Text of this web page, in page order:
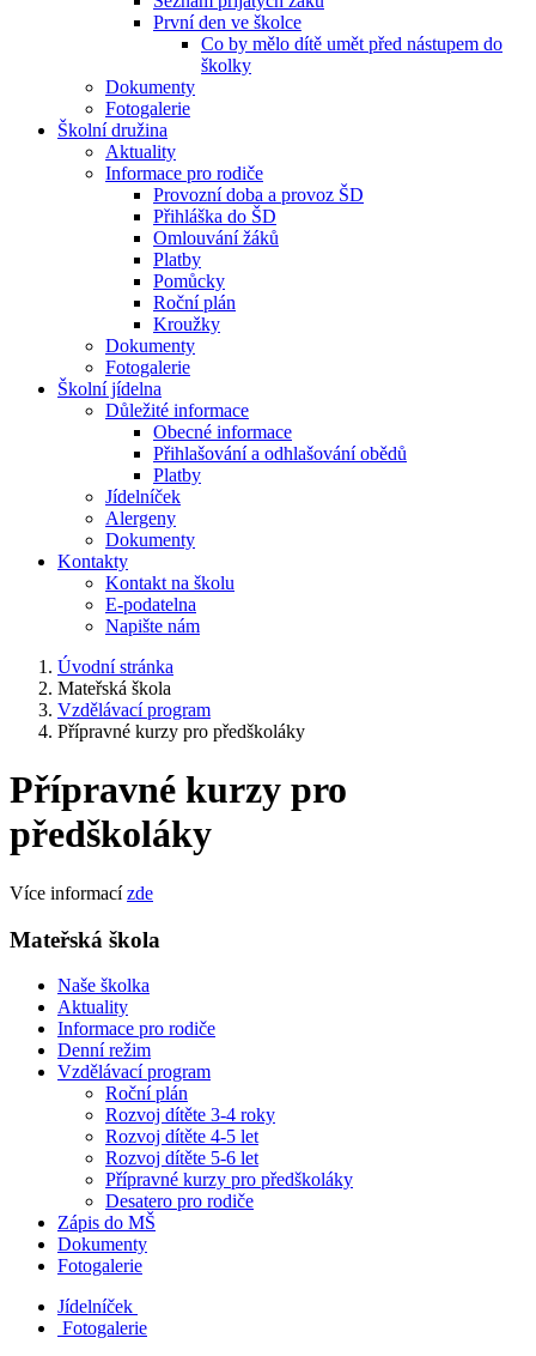
První den ve školce
Co by mělo dítě umět před nástupem do
školky
Dokumenty
Fotogalerie
Školní družina
Aktuality
Informace pro rodiče
Provozní doba a provoz ŠD
Přihláška do ŠD
Omlouvání žáků
Platby
Pomůcky
Roční plán
Kroužky
Dokumenty
Fotogalerie
Školní jídelna
Důležité informace
Obecné informace
Přihlašování a odhlašování obědů
Platby
Jídelníček
Alergeny
Dokumenty
Kontakty
Kontakt na školu
E-podatelna
Napište nám
Úvodní stránka
Mateřská škola
Vzdělávací program
Přípravné kurzy pro předškoláky
Přípravné kurzy pro
předškoláky
Více informacízde
Mateřská škola
Naše školka
Aktuality
Informace pro rodiče
Denní režim
Vzdělávací program
Roční plán
Rozvoj dítěte 3-4 roky
Rozvoj dítěte 4-5 let
Rozvoj dítěte 5-6 let
Přípravné kurzy pro předškoláky
Desatero pro rodiče
Zápis do MŠ
Dokumenty
Fotogalerie
Jídelníček
Fotogalerie